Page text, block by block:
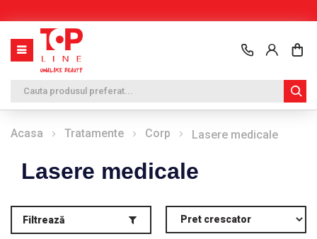
Acasa Tratamente Corp Lasere medicale
Lasere medicale
Filtrează